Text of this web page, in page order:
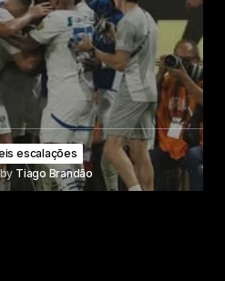
escalações
by Tiago Brandão